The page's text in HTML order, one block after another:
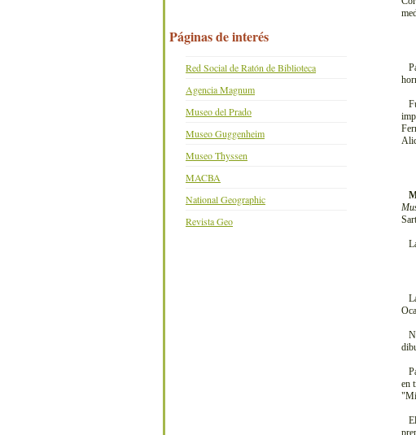
en
Páginas de interés
Red Social de Ratón de Biblioteca
Agencia Magnum
Museo del Prado
Museo Guggenheim
Museo Thyssen
MACBA
National Geographic
Revista Geo